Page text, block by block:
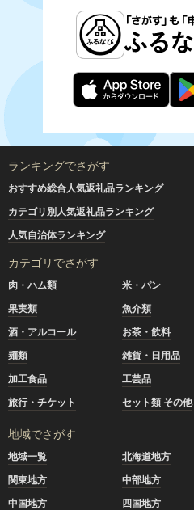
ランキングでさがす
おすすめ総合人気返礼品ランキング
カテゴリ別人気返礼品ランキング
人気自治体ランキング
カテゴリでさがす
肉・ハム類 米・パン
果実類
魚介類
酒・アルコール
お茶・飲料
麺類
雑貨・日用品
加工食品
工芸品
旅行・チケット
セット類 その他
地域でさがす
地域一覧 北海道地方
関東地方
中部地方
中国地方
四国地方